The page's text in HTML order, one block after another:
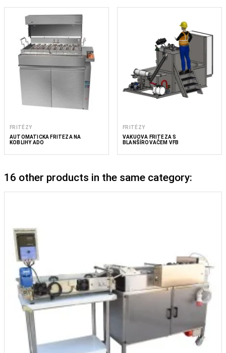
FRITÉZY
AUTOMATICKÁ FRITÉZA NA
KOBLIHY ADO
FRITÉZY
VAKUOVÁ FRITÉZA S
BLANŠÍROVAČEM VFB
16 other products in the same category: